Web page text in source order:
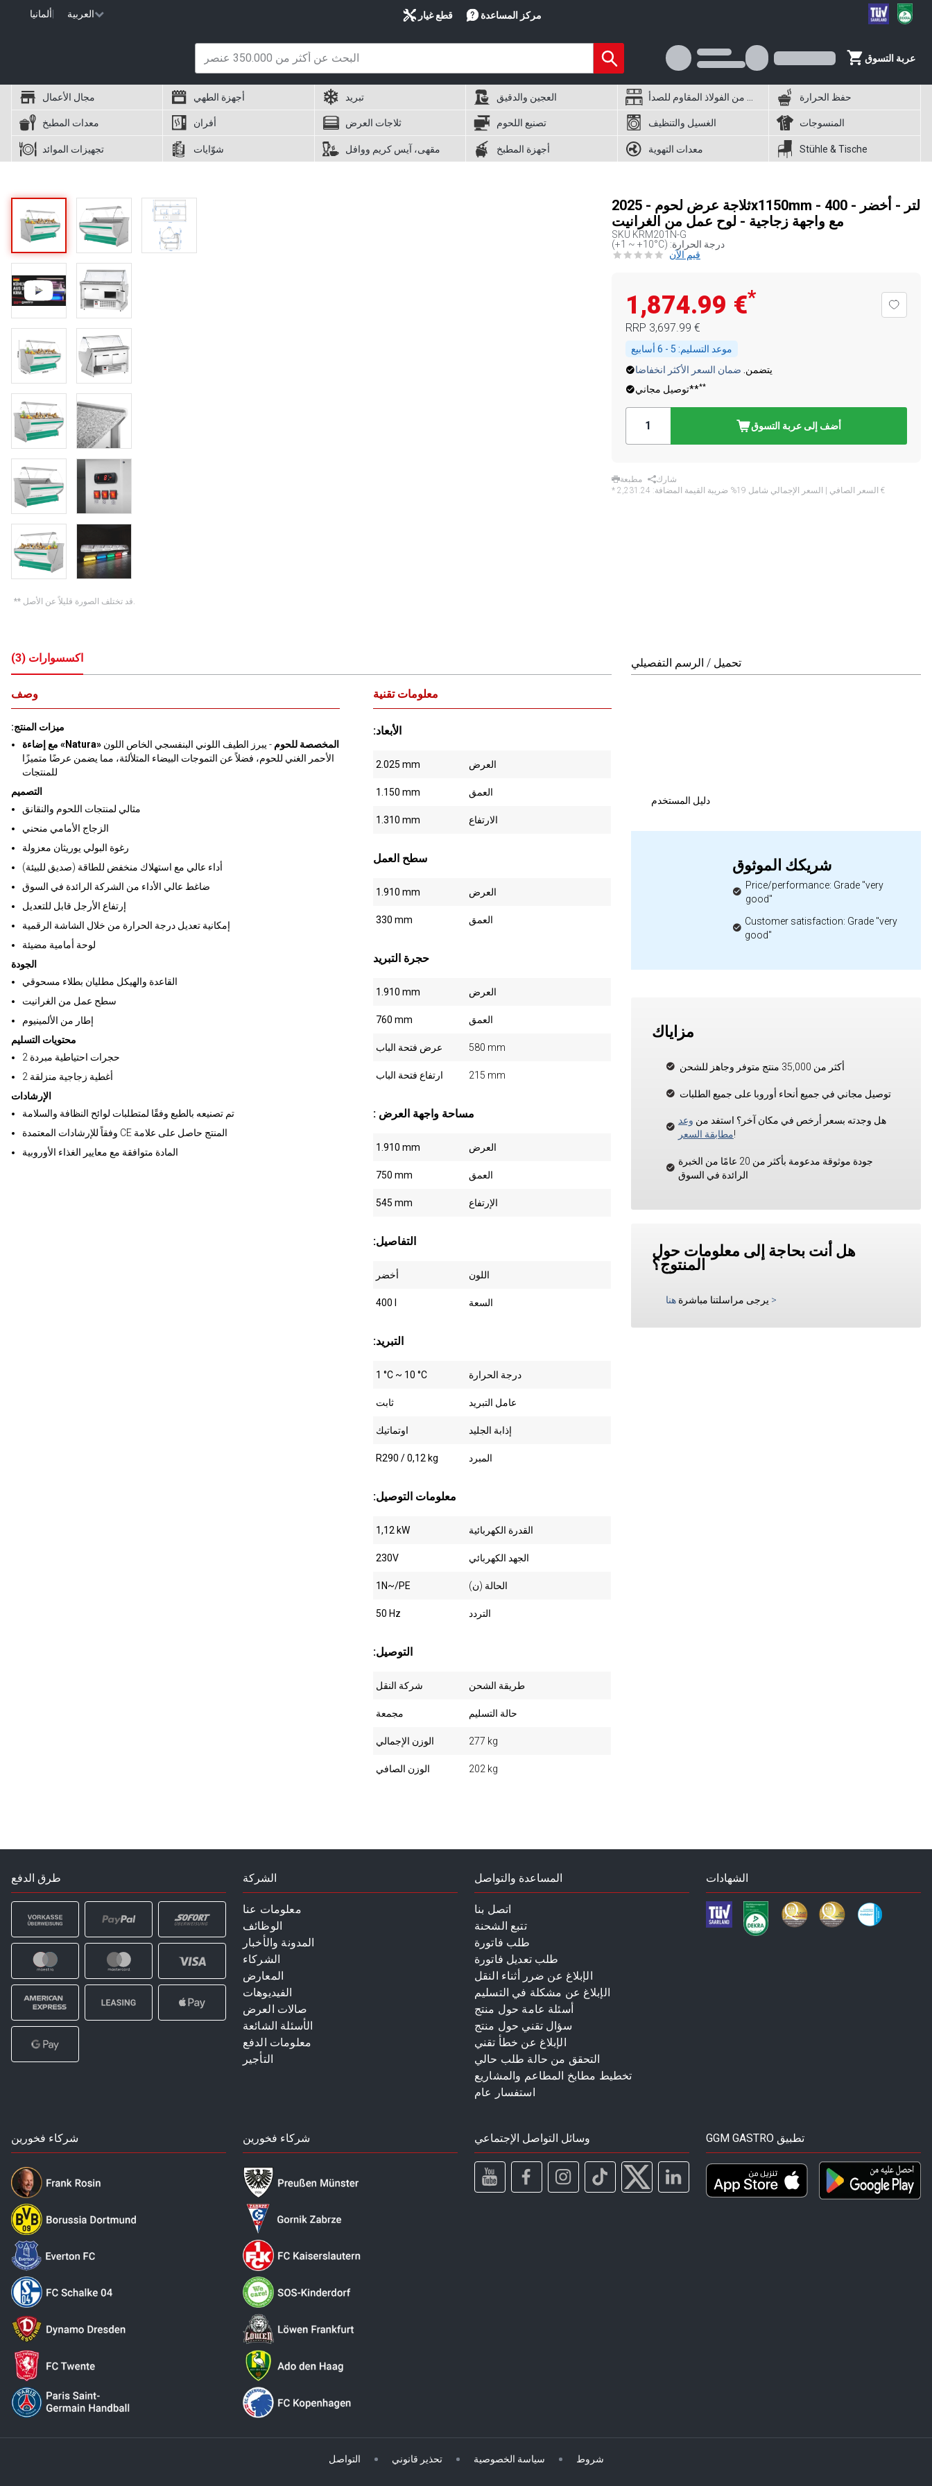
ألمانيا العربية قطع غيار مركز المساعدة
عربة التسوق
مجال الأعمال أجهزة الطهي تبريد العجين والدقيق حفظ الحرارة
معدات المطبخ أفران ثلاجات العرض تصنيع اللحوم الغسيل والتنظيف المنسوجات
تجهيزات الموائد شوّايات مقهى، آيس كريم ووافل أجهزة المطبخ معدات التهوية Stühle & Tische
** قد تختلف الصورة قليلاً عن الأصل.
ثلاجة عرض لحوم - 2025x1150mm - 400 لتر - أخضر -
مع واجهة زجاجية - لوح عمل من الغرانيت
SKU KRM201N-G
(+1 ~ +10°C) :درجة الحرارة
قيم الآن
‏1,874.99 €*
RRP ‏3,697.99 €
موعد التسليم:
يتضمن. ضمان السعر الأكثر انخفاضا
توصيل مجاني****
أضف إلى عربة التسوق
مطبعة
شارك
* السعر الصافي | السعر الإجمالي شامل 19% ضريبة القيمة المضافة: ‏2,231.24 €
اكسسوارات (
3
)
وصف
:ميزات المنتج
مع إضاءة «Natura» المخصصة للحوم - يبرز الطيف اللوني البنفسجي الخاص اللون
الأحمر الغني للحوم، فضلاً عن التموجات البيضاء المتلألئة، مما يضمن عرضًا متميزًا
للمنتجات
التصميم
مثالي لمنتجات اللحوم والنقانق
الزجاج الأمامي منحني
رغوة البولي يوريثان معزولة
أداء عالي مع استهلاك منخفض للطاقة (صديق للبيئة)
ضاغط عالي الأداء من الشركة الرائدة في السوق
إرتفاع الأرجل قابل للتعديل
إمكانية تعديل درجة الحرارة من خلال الشاشة الرقمية
لوحة أمامية مضيئة
الجودة
القاعدة والهيكل مطليان بطلاء مسحوقي
سطح عمل من الغرانيت
إطار من الألمينيوم
محتويات التسليم
2 حجرات احتياطية مبردة
2 أغطية زجاجية منزلقة
الإرشادات
تم تصنيعه بالطبع وفقًا لمتطلبات لوائح النظافة والسلامة
وفقاً للإرشادات المعتمدة CE المنتج حاصل على علامة
المادة متوافقة مع معايير الغذاء الأوروبية
معلومات تقنية
:الأبعاد
2.025 mm العرض
1.150 mm العمق
1.310 mm الارتفاع
سطح العمل
1.910 mm العرض
330 mm العمق
حجرة التبريد
1.910 mm العرض
760 mm العمق
عرض فتحة الباب 580 mm
ارتفاع فتحة الباب 215 mm
: مساحة واجهة العرض
1.910 mm العرض
750 mm العمق
545 mm الإرتفاع
:التفاصيل
أخضر اللون
400 l السعة
:التبريد
1 °C ~ 10 °C درجة الحرارة
ثابت عامل التبريد
اوتماتيك إذابة الجليد
R290 / 0,12 kg المبرد
:معلومات التوصيل
1,12 kW القدرة الكهربائية
230V الجهد الكهربائي
1N~/PE الحالة (ن)
50 Hz التردد
:التوصيل
شركة النقل طريقة الشحن
مجمعة حالة التسليم
الوزن الإجمالي 277 kg
الوزن الصافي 202 kg
تحميل / الرسم التفصيلي
دليل المستخدم
شريكك الموثوق
Price/performance: Grade "very
good"
Customer satisfaction: Grade "very
good"
مزاياك
أكثر من 35,000 منتج متوفر وجاهز للشحن
توصيل مجاني في جميع أنحاء أوروبا على جميع الطلبات
هل وجدته بسعر أرخص في مكان آخر؟ استفد من وعد
مطابقة السعر!
جودة موثوقة مدعومة بأكثر من 20 عامًا من الخبرة
الرائدة في السوق
هل أنت بحاجة إلى معلومات حول
المنتوج؟
يرجى مراسلتنا مباشرة هنا >
طرق الدفع الشركة
معلومات عنا
الوظائف
المدونة والأخبار
الشركاء
المعارض
الفيديوهات
صالات العرض
الأسئلة الشائعة
معلومات الدفع
التأجير
المساعدة والتواصل
اتصل بنا
تتبع الشحنة
طلب فاتورة
طلب تعديل فاتورة
الإبلاغ عن ضرر أثناء النقل
الإبلاغ عن مشكلة في التسليم
أسئلة عامة حول منتج
سؤال تقني حول منتج
الإبلاغ عن خطأ تقني
التحقق من حالة طلب حالي
تخطيط مطابخ المطاعم والمشاريع
استفسار عام
الشهادات
شركاء فخورين شركاء فخورين وسائل التواصل الإجتماعي GGM GASTRO تطبيق
التواصل تحذير قانوني سياسة الخصوصية شروط